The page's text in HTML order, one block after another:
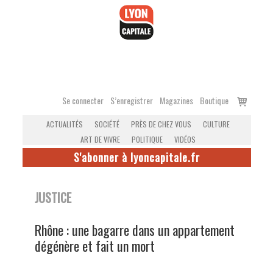
Se connecter S’enregistrer Magazines Boutique
Voir
ACTUALITÉS SOCIÉTÉ PRÈS DE CHEZ VOUS
CULTURE
ART DE VIVRE
POLITIQUE VIDÉOS
S'abonner à lyoncapitale.fr
JUSTICE
Rhône : une bagarre dans un appartement
dégénère et fait un mort